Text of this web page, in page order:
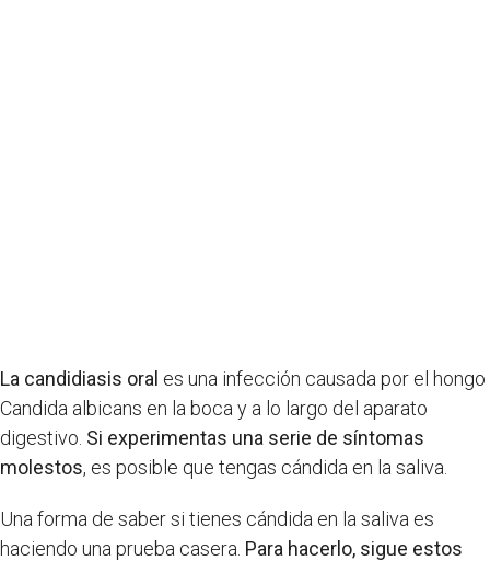
La candidiasis oral es una infección causada por el hongo
Candida albicans en la boca y a lo largo del aparato
digestivo. Si experimentas una serie de síntomas
molestos, es posible que tengas cándida en la saliva.
Una forma de saber si tienes cándida en la saliva es
haciendo una prueba casera. Para hacerlo, sigue estos